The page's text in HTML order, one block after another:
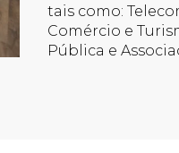
tais como:
Comércio e
Pública e